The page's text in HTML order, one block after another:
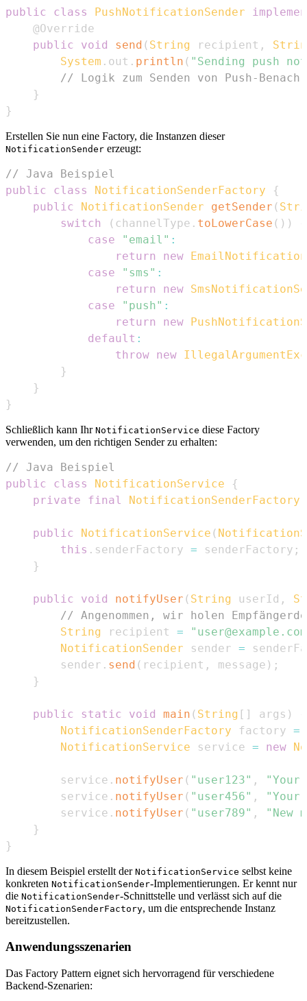
public class PushNotificationSender
@Override
public
void send ( String recipient ,
System . out . println ( "Sending push
// Logik zum Senden von Push-
}
}
Erstellen Sie nun eine Factory, die Instanzen dieser
NotificationSender erzeugt:
// Java Beispiel
public
class NotificationSenderFactory
{
public
NotificationSender getSender (
switch
( channelType . toLowerCase ( ) )
case
"email" :
return
new
case
"sms" :
return
new
case
"push" :
return
new
default :
throw new
}
}
}
Schließlich kann Ihr NotificationService diese Factory
verwenden, um den richtigen Sender zu erhalten:
// Java Beispiel
public
class NotificationService
{
private
final NotificationSenderFactory
public NotificationService (
this . senderFactory = senderFactory ;
}
public void notifyUser ( String userId ,
// Angenommen, wir holen
String recipient =
NotificationSender sender =
        sender
. send ( recipient , message ) ;
}
public static void main ( String [ ] args )
NotificationSenderFactory factory =
NotificationService service = new
        service
. notifyUser ( "user123" ,
"Your
        service
. notifyUser ( "user456" ,
        service
. notifyUser ( "user789" ,
"New
}
}
In diesem Beispiel erstellt der NotificationService selbst keine
konkreten NotificationSender-Implementierungen. Er kennt nur
die NotificationSender-Schnittstelle und verlässt sich auf die
NotificationSenderFactory, um die entsprechende Instanz
bereitzustellen.
Anwendungsszenarien
Das Factory Pattern eignet sich hervorragend für verschiedene
Backend-Szenarien: